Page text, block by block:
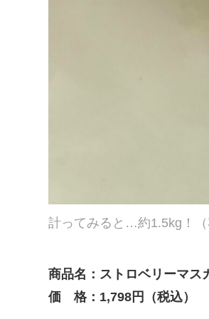
計ってみると…約1.5kg！
商品名：ストロベリーマス
価 格：1,798円（税込）